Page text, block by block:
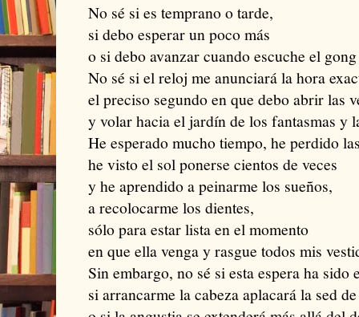
No sé si es temprano o tarde,
si debo esperar un poco más
o si debo avanzar cuando escuche el
No sé si el reloj me anunciará la hora
el preciso segundo en que debo abrir las
y volar hacia el jardín de los fantasmas y
He esperado mucho tiempo, he perdido
he visto el sol ponerse cientos de veces
y he aprendido a peinarme los sueños,
a recolocarme los dientes,
sólo para estar lista en el momento
en que ella venga y rasgue todos mis
Sin embargo, no sé si esta espera ha sido
si arrancarme la cabeza aplacará la sed